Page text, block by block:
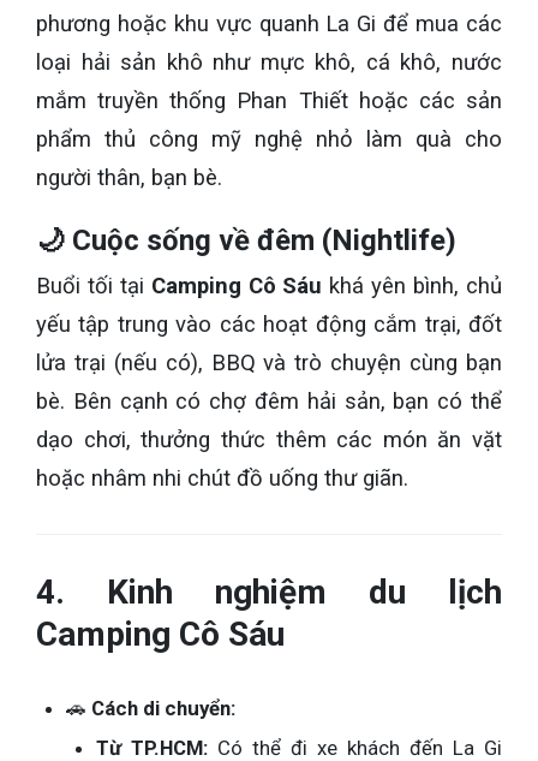
phương hoặc khu vực quanh La Gi để mua các
loại hải sản khô như mực khô, cá khô, nước
mắm truyền thống Phan Thiết hoặc các sản
phẩm thủ công mỹ nghệ nhỏ làm quà cho
người thân, bạn bè.
🌙 Cuộc sống về đêm (Nightlife)
Buổi tối tại Camping Cô Sáu khá yên bình, chủ
yếu tập trung vào các hoạt động cắm trại, đốt
lửa trại (nếu có), BBQ và trò chuyện cùng bạn
bè. Bên cạnh có chợ đêm hải sản, bạn có thể
dạo chơi, thưởng thức thêm các món ăn vặt
hoặc nhâm nhi chút đồ uống thư giãn.
4. Kinh nghiệm du lịch
Camping Cô Sáu
🚗 Cách di chuyển:
Từ TP.HCM: Có thể đi xe khách đến La Gi